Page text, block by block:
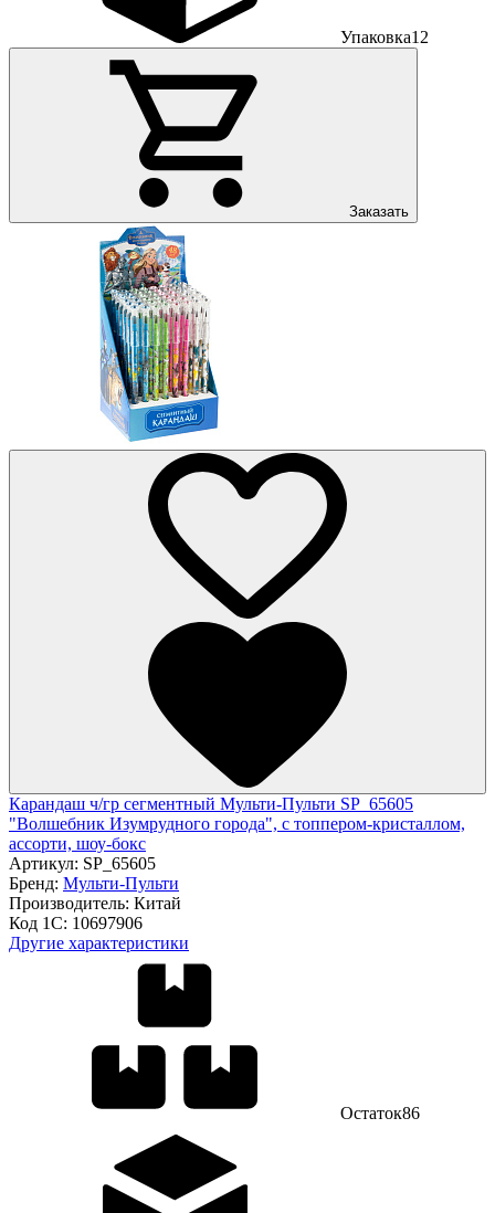
Упаковка12
Заказать
Карандаш ч/гр сегментный Мульти-Пульти SP_65605
"Волшебник Изумрудного города", с топпером-кристаллом,
ассорти, шоу-бокс
Артикул: SP_65605
Бренд: Мульти-Пульти
Производитель: Китай
Код 1С: 10697906
Другие характеристики
Остаток86